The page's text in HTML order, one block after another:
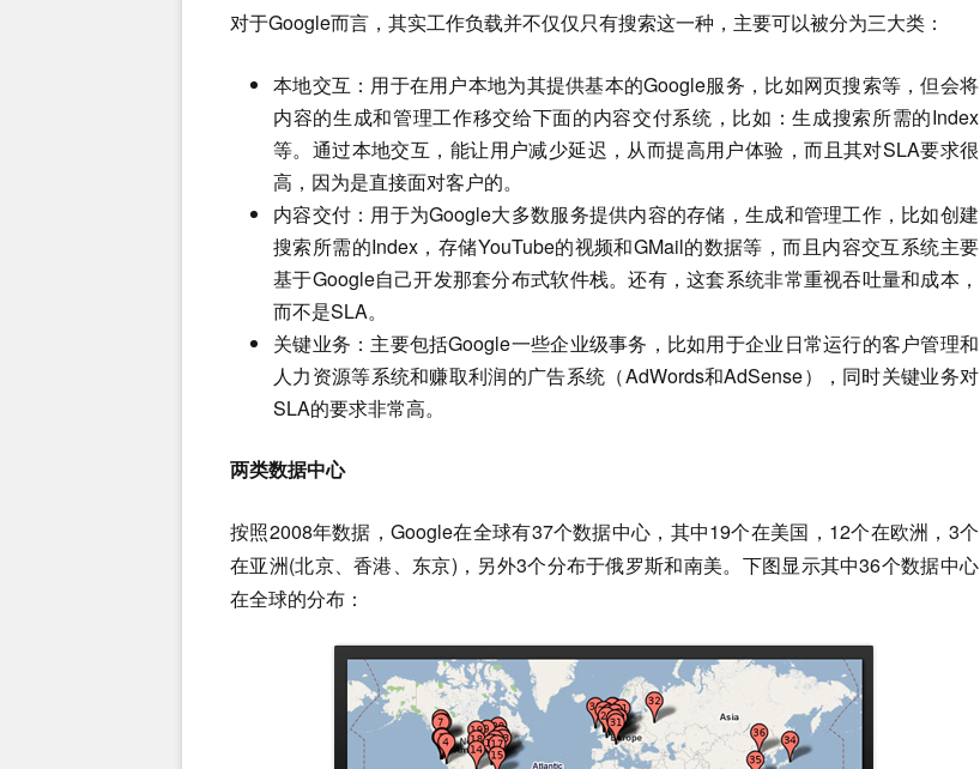
对于Google而言，其实工作负载并不仅仅只有搜索这一种，主要可以被分为三大类：
本地交互：用于在用户本地为其提供基本的Google服务，比如网页搜索等，但会将
内容的生成和管理工作移交给下面的内容交付系统，比如：生成搜索所需的Index
等。通过本地交互，能让用户减少延迟，从而提高用户体验，而且其对SLA要求很
高，因为是直接面对客户的。
内容交付：用于为Google大多数服务提供内容的存储，生成和管理工作，比如创建
搜索所需的Index，存储YouTube的视频和GMail的数据等，而且内容交互系统主要
基于Google自己开发那套分布式软件栈。还有，这套系统非常重视吞吐量和成本，
而不是SLA。
关键业务：主要包括Google一些企业级事务，比如用于企业日常运行的客户管理和
人力资源等系统和赚取利润的广告系统（AdWords和AdSense），同时关键业务对
SLA的要求非常高。
两类数据中心
按照2008年数据，Google在全球有37个数据中心，其中19个在美国，12个在欧洲，3个
在亚洲(北京、香港、东京)，另外3个分布于俄罗斯和南美。下图显示其中36个数据中心
在全球的分布：